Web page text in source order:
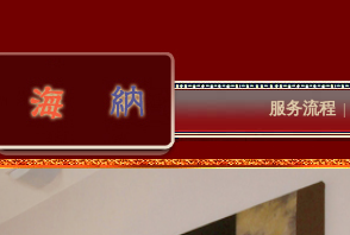
服务流程